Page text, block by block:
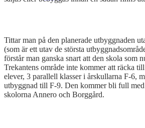
Tittar man på den planerade utbyggnaden
(som är ett utav de största
förstår man ganska snart att den skola som
Trekantens område inte kommer att räcka
elever, 3 parallell klasser i årskullarna F-6,
utbyggnad till F-9. Den kommer bli full
skolorna Annero och Borggård.